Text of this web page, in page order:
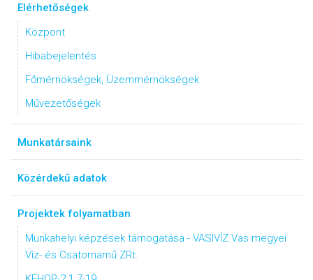
Elérhetőségek
Központ
Hibabejelentés
Főmérnökségek, Üzemmérnökségek
Művezetőségek
Munkatársaink
Közérdekű adatok
Projektek folyamatban
Munkahelyi képzések támogatása - VASIVÍZ Vas megyei
Víz- és Csatornamű ZRt.